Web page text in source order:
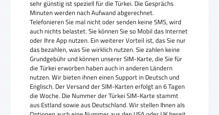
sehr günstig ist speziell für die Türkei. Die Gesprächs
Minuten werden nach Aufwand abgerechnet.
Telefonieren Sie mal nicht oder senden keine SMS, wird
auch nichts belastet. Sie können Sie so Mobil das Internet
oder Ihre App nutzen. Ein weiterer Vorteil ist, das Sie nur
das bezahlen, was Sie wirklich nutzen. Sie zahlen keine
Grundgebühr und können unserer SIM-Karte, die Sie für
die Türkei erworben haben auch in anderen Ländern
nutzen. Wir bieten ihnen einen Support in Deutsch und
Englisch. Der Versand der SIM-Karten erfolgt an 6 Tagen
die Woche. Die Nummer der Türkei SIM-Karte stammt
aus Estland sowie aus Deutschland. Wir stellen Ihnen als